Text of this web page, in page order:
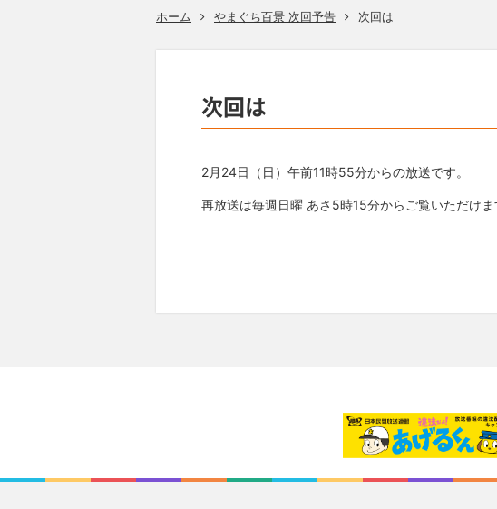
ホーム やまぐち百景 次回予告 次回は
次回は
2月24日（日）午前11時55分からの放送です。
再放送は毎週日曜 あさ5時15分からご覧いただけま